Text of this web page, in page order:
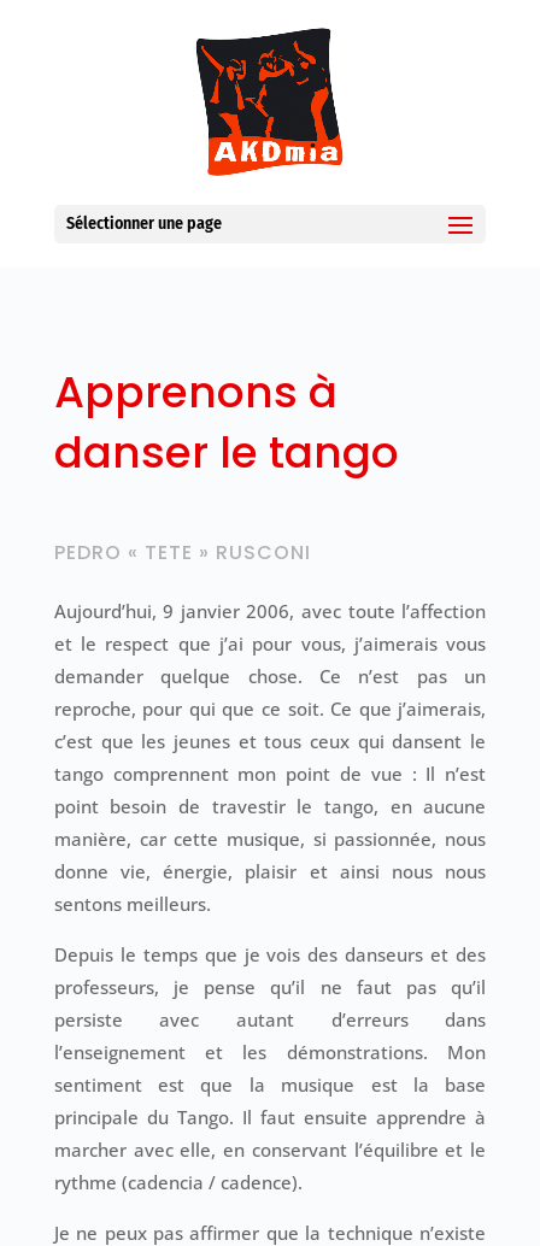
Sélectionner une page
Apprenons à
danser le tango
PEDRO « TETE » RUSCONI
Aujourd’hui, 9 janvier 2006, avec toute l’affection
et le respect que j’ai pour vous, j’aimerais vous
demander quelque chose. Ce n’est pas un
reproche, pour qui que ce soit. Ce que j’aimerais,
c’est que les jeunes et tous ceux qui dansent le
tango comprennent mon point de vue : Il n’est
point besoin de travestir le tango, en aucune
manière, car cette musique, si passionnée, nous
donne vie, énergie, plaisir et ainsi nous nous
sentons meilleurs.
Depuis le temps que je vois des danseurs et des
professeurs, je pense qu’il ne faut pas qu’il
persiste avec autant d’erreurs dans
l’enseignement et les démonstrations. Mon
sentiment est que la musique est la base
principale du Tango. Il faut ensuite apprendre à
marcher avec elle, en conservant l’équilibre et le
rythme (cadencia / cadence).
Je ne peux pas affirmer que la technique n’existe